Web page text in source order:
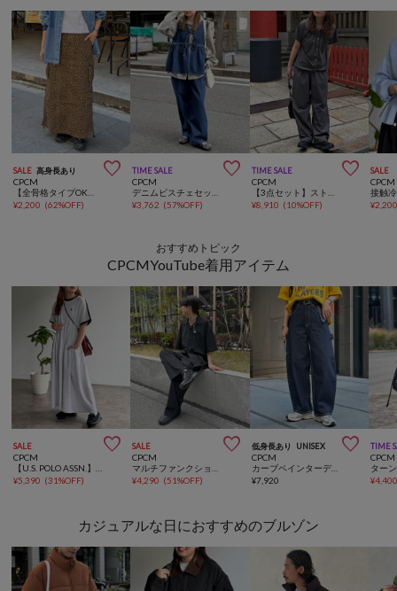
SALE 高身長あり 
CPCM
¥2,200 (62%OFF)
TIME SALE 
CPCM
¥3,762 (57%OFF)
TIME SALE 
CPCM
¥8,910 (10%OFF)
SALE
CPCM
¥
おすすめトピック
CPCMYouTube着用アイテム
SALE 
CPCM
【U.S. POLO ASSN.】半袖ティアードワンピース
¥5,390 (31%OFF)
SALE 
CPCM
マルチファンクションシャツセットアップ
¥4,290 (51%OFF)
低身長あり UNISEX 
CPCM
カーブペインターデニムパンツ
¥7,920
TIME
CPCM
¥
カジュアルな日におすすめのブルゾン